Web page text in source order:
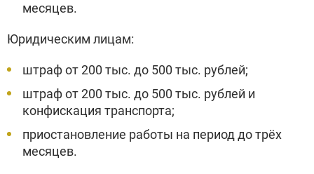
месяцев.
Юридическим лицам:
штраф от 200 тыс. до 500 тыс. рублей;
штраф от 200 тыс. до 500 тыс. рублей и
конфискация транспорта;
приостановление работы на период до трёх
месяцев.